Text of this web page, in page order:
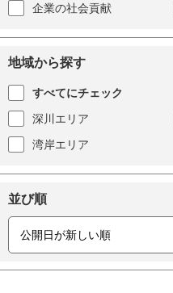
企業の社会貢献
地域から探す
すべてにチェック
深川エリア
湾岸エリア
並び順